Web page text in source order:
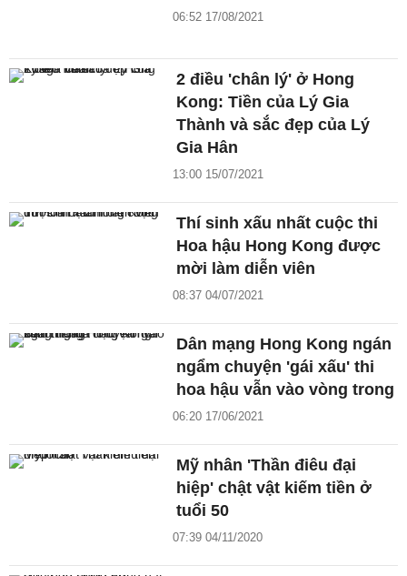
06:52 17/08/2021
2 điều 'chân lý' ở Hong
Kong: Tiền của Lý Gia
Thành và sắc đẹp của Lý
Gia Hân
13:00 15/07/2021
Thí sinh xấu nhất cuộc thi
Hoa hậu Hong Kong được
mời làm diễn viên
08:37 04/07/2021
Dân mạng Hong Kong ngán
ngẩm chuyện 'gái xấu' thi
hoa hậu vẫn vào vòng trong
06:20 17/06/2021
Mỹ nhân 'Thần điêu đại
hiệp' chật vật kiếm tiền ở
tuổi 50
07:39 04/11/2020